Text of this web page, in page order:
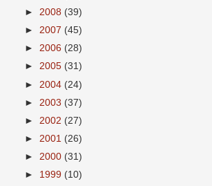
► 2008 (39)
► 2007 (45)
► 2006 (28)
► 2005 (31)
► 2004 (24)
► 2003 (37)
► 2002 (27)
► 2001 (26)
► 2000 (31)
► 1999 (10)